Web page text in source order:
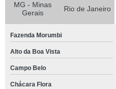
MG - Minas
Gerais
Rio de Janeiro
Fazenda Morumbi
Alto da Boa Vista
Campo Belo
Chácara Flora